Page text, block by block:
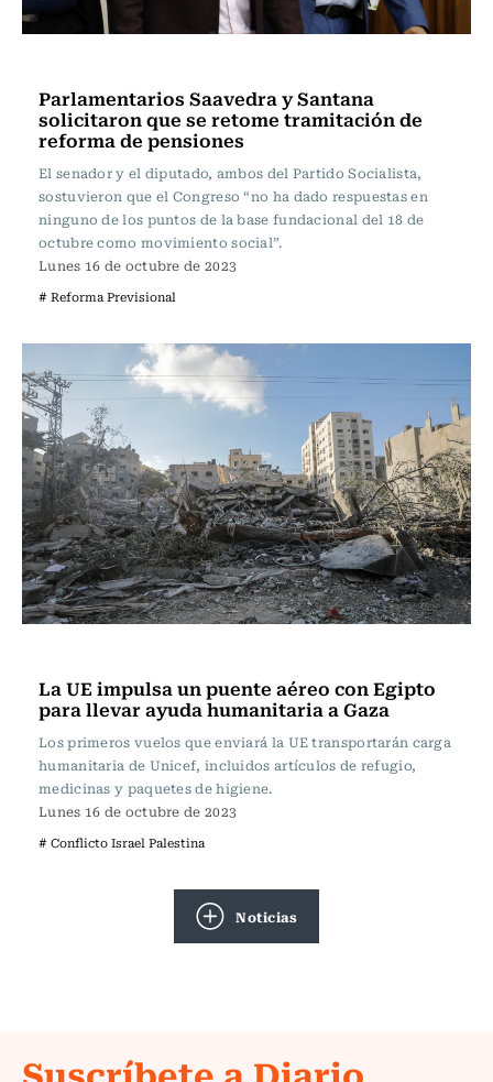
Parlamentarios Saavedra y Santana
solicitaron que se retome tramitación de
reforma de pensiones
El senador y el diputado, ambos del Partido Socialista,
sostuvieron que el Congreso “no ha dado respuestas en
ninguno de los puntos de la base fundacional del 18 de
octubre como movimiento social”.
Lunes 16 de octubre de 2023
# Reforma Previsional
La UE impulsa un puente aéreo con Egipto
para llevar ayuda humanitaria a Gaza
Los primeros vuelos que enviará la UE transportarán carga
humanitaria de Unicef, incluidos artículos de refugio,
medicinas y paquetes de higiene.
Lunes 16 de octubre de 2023
# Conflicto Israel Palestina
Noticias